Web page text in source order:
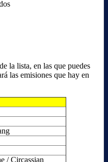
la lista, en las que puedes
las emisiones que hay en
/ Circassian